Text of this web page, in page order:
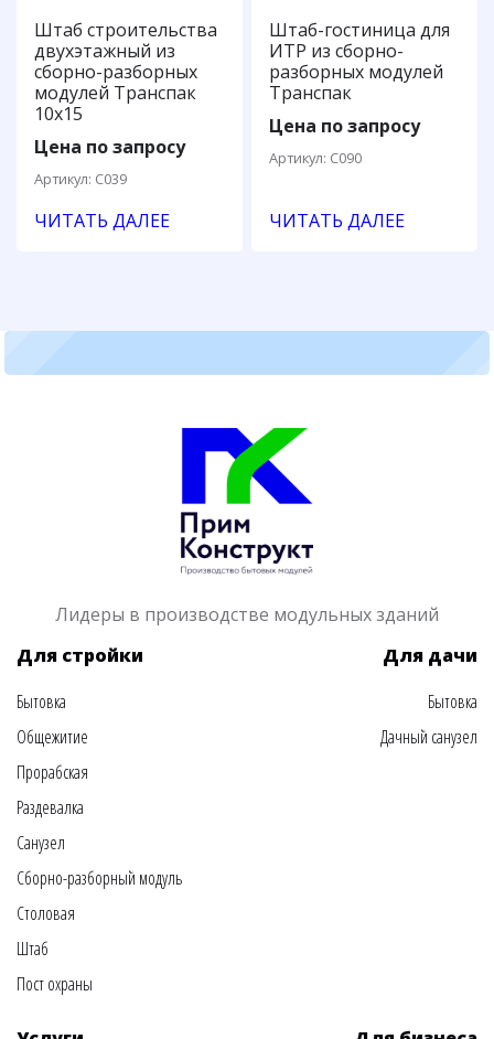
Штаб строительства
двухэтажный из
сборно-разборных
модулей Транспак
10х15
Цена по запросу
Артикул: С039
ЧИТАТЬ ДАЛЕЕ
Штаб-гостиница для
ИТР из сборно-
разборных модулей
Транспак
Цена по запросу
Артикул: С090
ЧИТАТЬ ДАЛЕЕ
Лидеры в производстве модульных зданий
Для стройки
Бытовка
Общежитие
Прорабская
Раздевалка
Санузел
Сборно-разборный модуль
Столовая
Штаб
Пост охраны
Для дачи
Бытовка
Дачный санузел